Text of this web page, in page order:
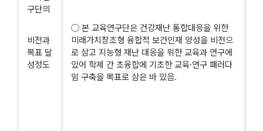
구단의
비전과
목표 달
성정도
○ 본 교육연구단은 건강재난 통합대응을 위한
미래가치창조형 융합적 보건인재 양성을 비전으
로 삼고 지능형 재난 대응을 위한 교육과 연구에
있어 학제 간 초융합에 기초한 교육·연구 패러다
임 구축을 목표로 삼은 바 있음.